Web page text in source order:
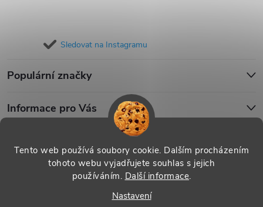
Tento web používá soubory cookie. Dalším procházením
tohoto webu vyjadřujete souhlas s jejich
používáním. Další informace.
Nastavení
Sledovat na Instagramu
Populární značky
Informace pro Vás
Copyright 2026 . Všechna práva vyhrazena.
nastavení cookies